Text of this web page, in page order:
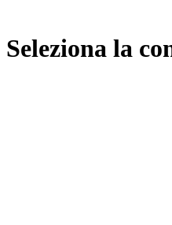
Seleziona la